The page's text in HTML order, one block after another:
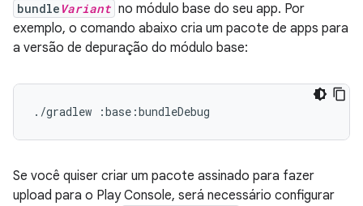
bundle Variant no módulo base do seu app. Por
exemplo, o comando abaixo cria um pacote de apps para
a versão de depuração do módulo base:
Se você quiser criar um pacote assinado para fazer
upload para o Play Console, será necessário configurar